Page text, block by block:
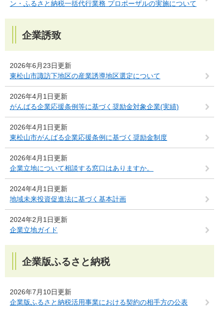
ン・ふるさと納税一括代行業務 プロポーザルの実施について
企業誘致
2026年6月23日更新
東松山市諏訪下地区の産業誘導地区選定について
2026年4月1日更新
がんばる企業応援条例等に基づく奨励金対象企業(実績)
2026年4月1日更新
東松山市がんばる企業応援条例に基づく奨励金制度
2026年4月1日更新
企業立地について相談する窓口はありますか。
2024年4月1日更新
地域未来投資促進法に基づく基本計画
2024年2月1日更新
企業立地ガイド
企業版ふるさと納税
2026年7月10日更新
企業版ふるさと納税活用事業における契約の相手方の公表